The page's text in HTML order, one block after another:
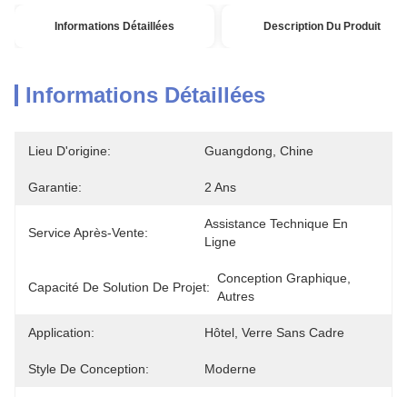
Informations Détaillées Description Du Produit
Informations Détaillées
Lieu D'origine: Guangdong, Chine
Garantie: 2 Ans
Service Après-Vente:
Assistance Technique En
Ligne
Capacité De Solution De Projet:
Conception Graphique,
Autres
Application: Hôtel, Verre Sans Cadre
Style De Conception: Moderne